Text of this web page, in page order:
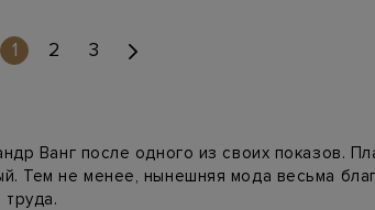
1(current)
2 3
Ванг после одного из своих показов.
Тем не менее, нынешняя мода весьма